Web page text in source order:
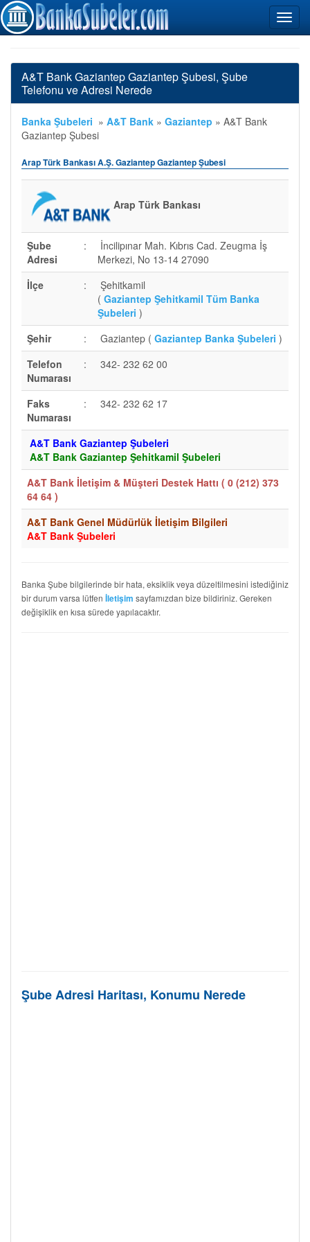
A&T Bank Gaziantep Gaziantep Şubesi, Şube
Telefonu ve Adresi Nerede
Banka Şubeleri » A&T Bank » Gaziantep » A&T Bank
Gaziantep Şubesi
Arap Türk Bankası A.Ş. Gaziantep Gaziantep Şubesi
Arap Türk Bankası
Şube
Adresi
:
İncilipınar Mah. Kıbrıs Cad. Zeugma İş
Merkezi, No 13-14 27090
İlçe
:
Şehitkamil
( Gaziantep Şehitkamil Tüm Banka
Şubeleri )
Şehir
: Gaziantep ( Gaziantep Banka Şubeleri )
Telefon
Numarası
: 342- 232 62 00
Faks
Numarası
: 342- 232 62 17
A&T Bank Gaziantep Şubeleri
A&T Bank Gaziantep Şehitkamil Şubeleri
A&T Bank İletişim & Müşteri Destek Hattı ( 0 (212) 373
64 64 )
A&T Bank Genel Müdürlük İletişim Bilgileri
A&T Bank Şubeleri
Banka Şube bilgilerinde bir hata, eksiklik veya düzeltilmesini istediğiniz
bir durum varsa lütfen İletişim sayfamızdan bize bildiriniz. Gereken
değişiklik en kısa sürede yapılacaktır.
Şube Adresi Haritası, Konumu Nerede